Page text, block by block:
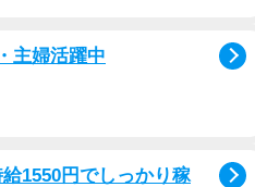
主婦活躍中
1550円でしっかり稼